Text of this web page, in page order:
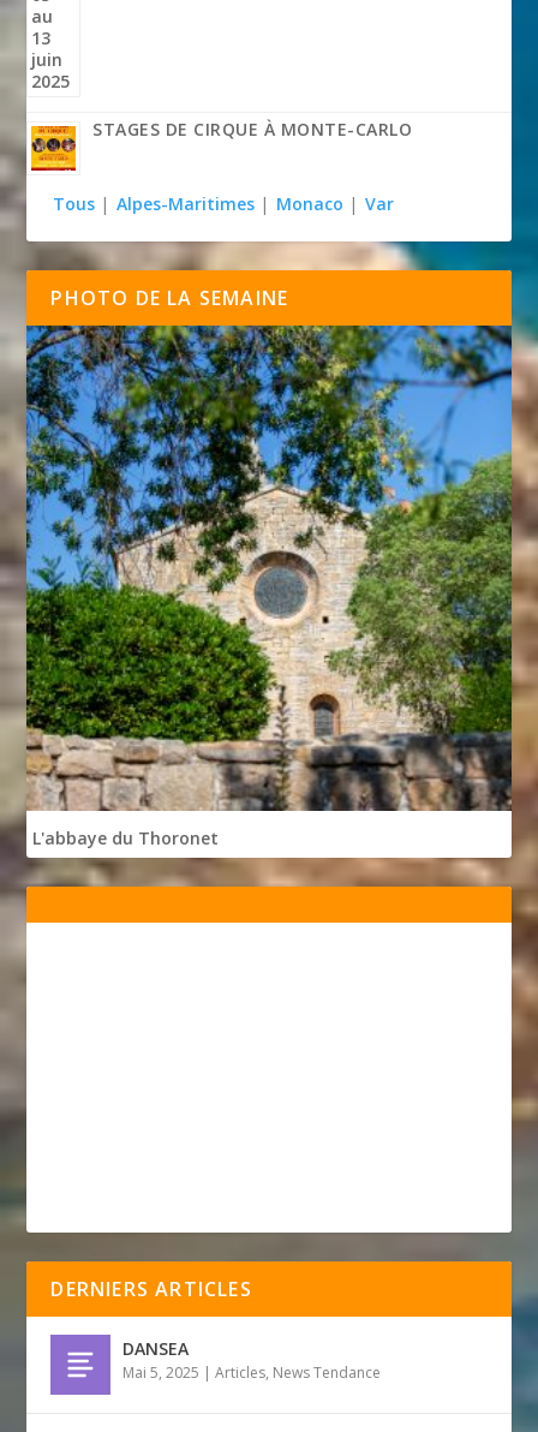
STAGES DE CIRQUE À MONTE-CARLO
Tous | Alpes-Maritimes | Monaco | Var
PHOTO DE LA SEMAINE
L'abbaye du Thoronet
DERNIERS ARTICLES
DANSEA
Mai 5, 2025 |Articles, News Tendance